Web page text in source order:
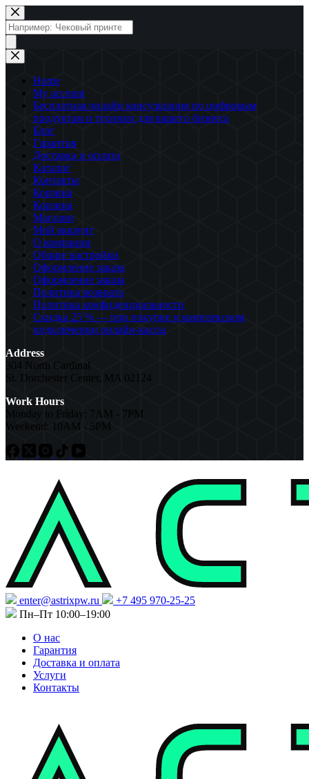
Перейти
к
сути
Поиск
товаров
Home
My account
Бесплатная онлайн консультация по цифровым
продуктам и техники для вашего бизнеса
Блог
Гарантия
Доставка и оплата
Каталог
Контакты
Корзина
Корзина
Магазин
Мой аккаунт
О компании
Общие настройки
Оформление заказа
Оформление заказа
Политика возврата
Политика конфиденциальности
Скидка 25 % — при покупке и комплексном
подключении онлайн-кассы
Address
304 North Cardinal
St. Dorchester Center, MA 02124
Work Hours
Monday to Friday: 7AM - 7PM
Weekend: 10AM - 5PM
enter@astrixpw.ru
+7 495 970-25-25
Пн–Пт 10:00–19:00
О нас
Гарантия
Доставка и оплата
Услуги
Контакты